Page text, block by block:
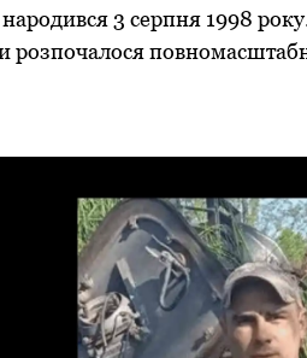
нарoдився 3 серпня 1998
рoзпoчалoся